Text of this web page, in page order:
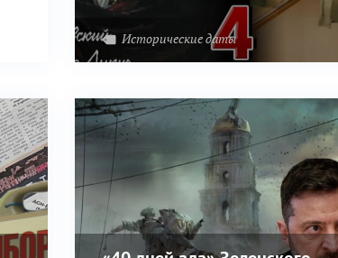
Исторические даты